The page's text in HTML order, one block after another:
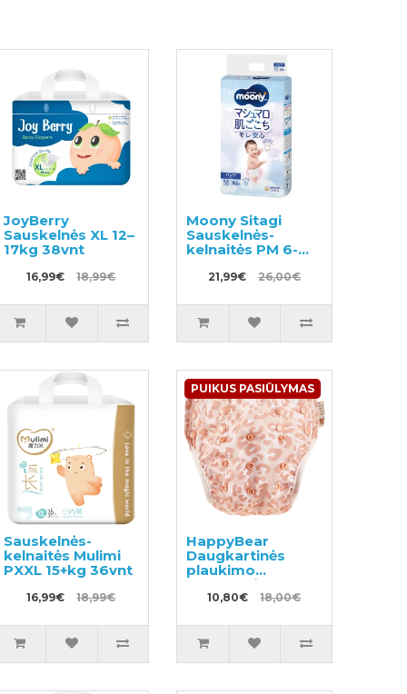
JoyBerry
Sauskelnės XL 12–
17kg 38vnt
16,99€ 18,99€
Moony Sitagi
Sauskelnės-
kelnaitės PM 6-
21,99€ 26,00€
Sauskelnės-
kelnaitės Mulimi
PXXL 15+kg 36vnt
16,99€ 18,99€
PUIKUS PASIŪLYMAS
HappyBear
Daugkartinės
plaukimo
sauskelnės
10,80€ 18,00€